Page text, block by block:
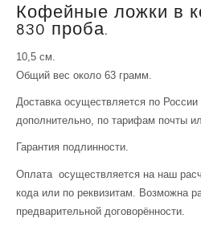
Кофейные ложки в
830 проба.
10,5 см.
Общий вес около 63 грамм.
Доставка осуществляется по России
дополнительно, по тарифам почты
Гарантия подлинности.
Оплата осуществляется на наш
кода или по реквизитам. Возможна
предварительной договорённости.